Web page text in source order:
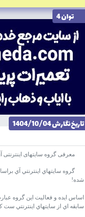
توان 4
تاریخ نگارش 1404/10/04
معرفی گروه سایتهای اینترنتی
گروه سايتهاي اينترنتي آي
شده!
اساس ايده و فعاليت اين گروه
سابقه اي از سايتهاي اينترنتي